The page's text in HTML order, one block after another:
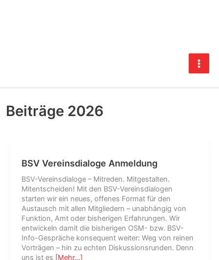
Beiträge 2026
BSV Vereinsdialoge Anmeldung
BSV-Vereinsdialoge – Mitreden. Mitgestalten.
Mitentscheiden! Mit den BSV-Vereinsdialogen
starten wir ein neues, offenes Format für den
Austausch mit allen Mitgliedern – unabhängig von
Funktion, Amt oder bisherigen Erfahrungen. Wir
entwickeln damit die bisherigen OSM- bzw. BSV-
Info-Gespräche konsequent weiter: Weg von reinen
Vorträgen – hin zu echten Diskussionsrunden. Denn
uns ist es [Mehr…]